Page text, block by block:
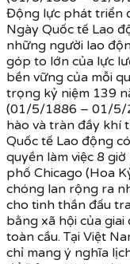
Động lực phát triển
Ngày Quốc tế Lao
những người lao
góp to lớn của lực
bền vững của mỗi
trọng kỷ niệm 139
(01/5/1886 – 01/5/
hào và tràn đầy khí
Quốc tế Lao động
quyền làm việc 8
phố Chicago (Hoa
chóng lan rộng ra
cho tinh thần đấu
bằng xã hội của
toàn cầu. Tại Việt
chỉ mang ý nghĩa